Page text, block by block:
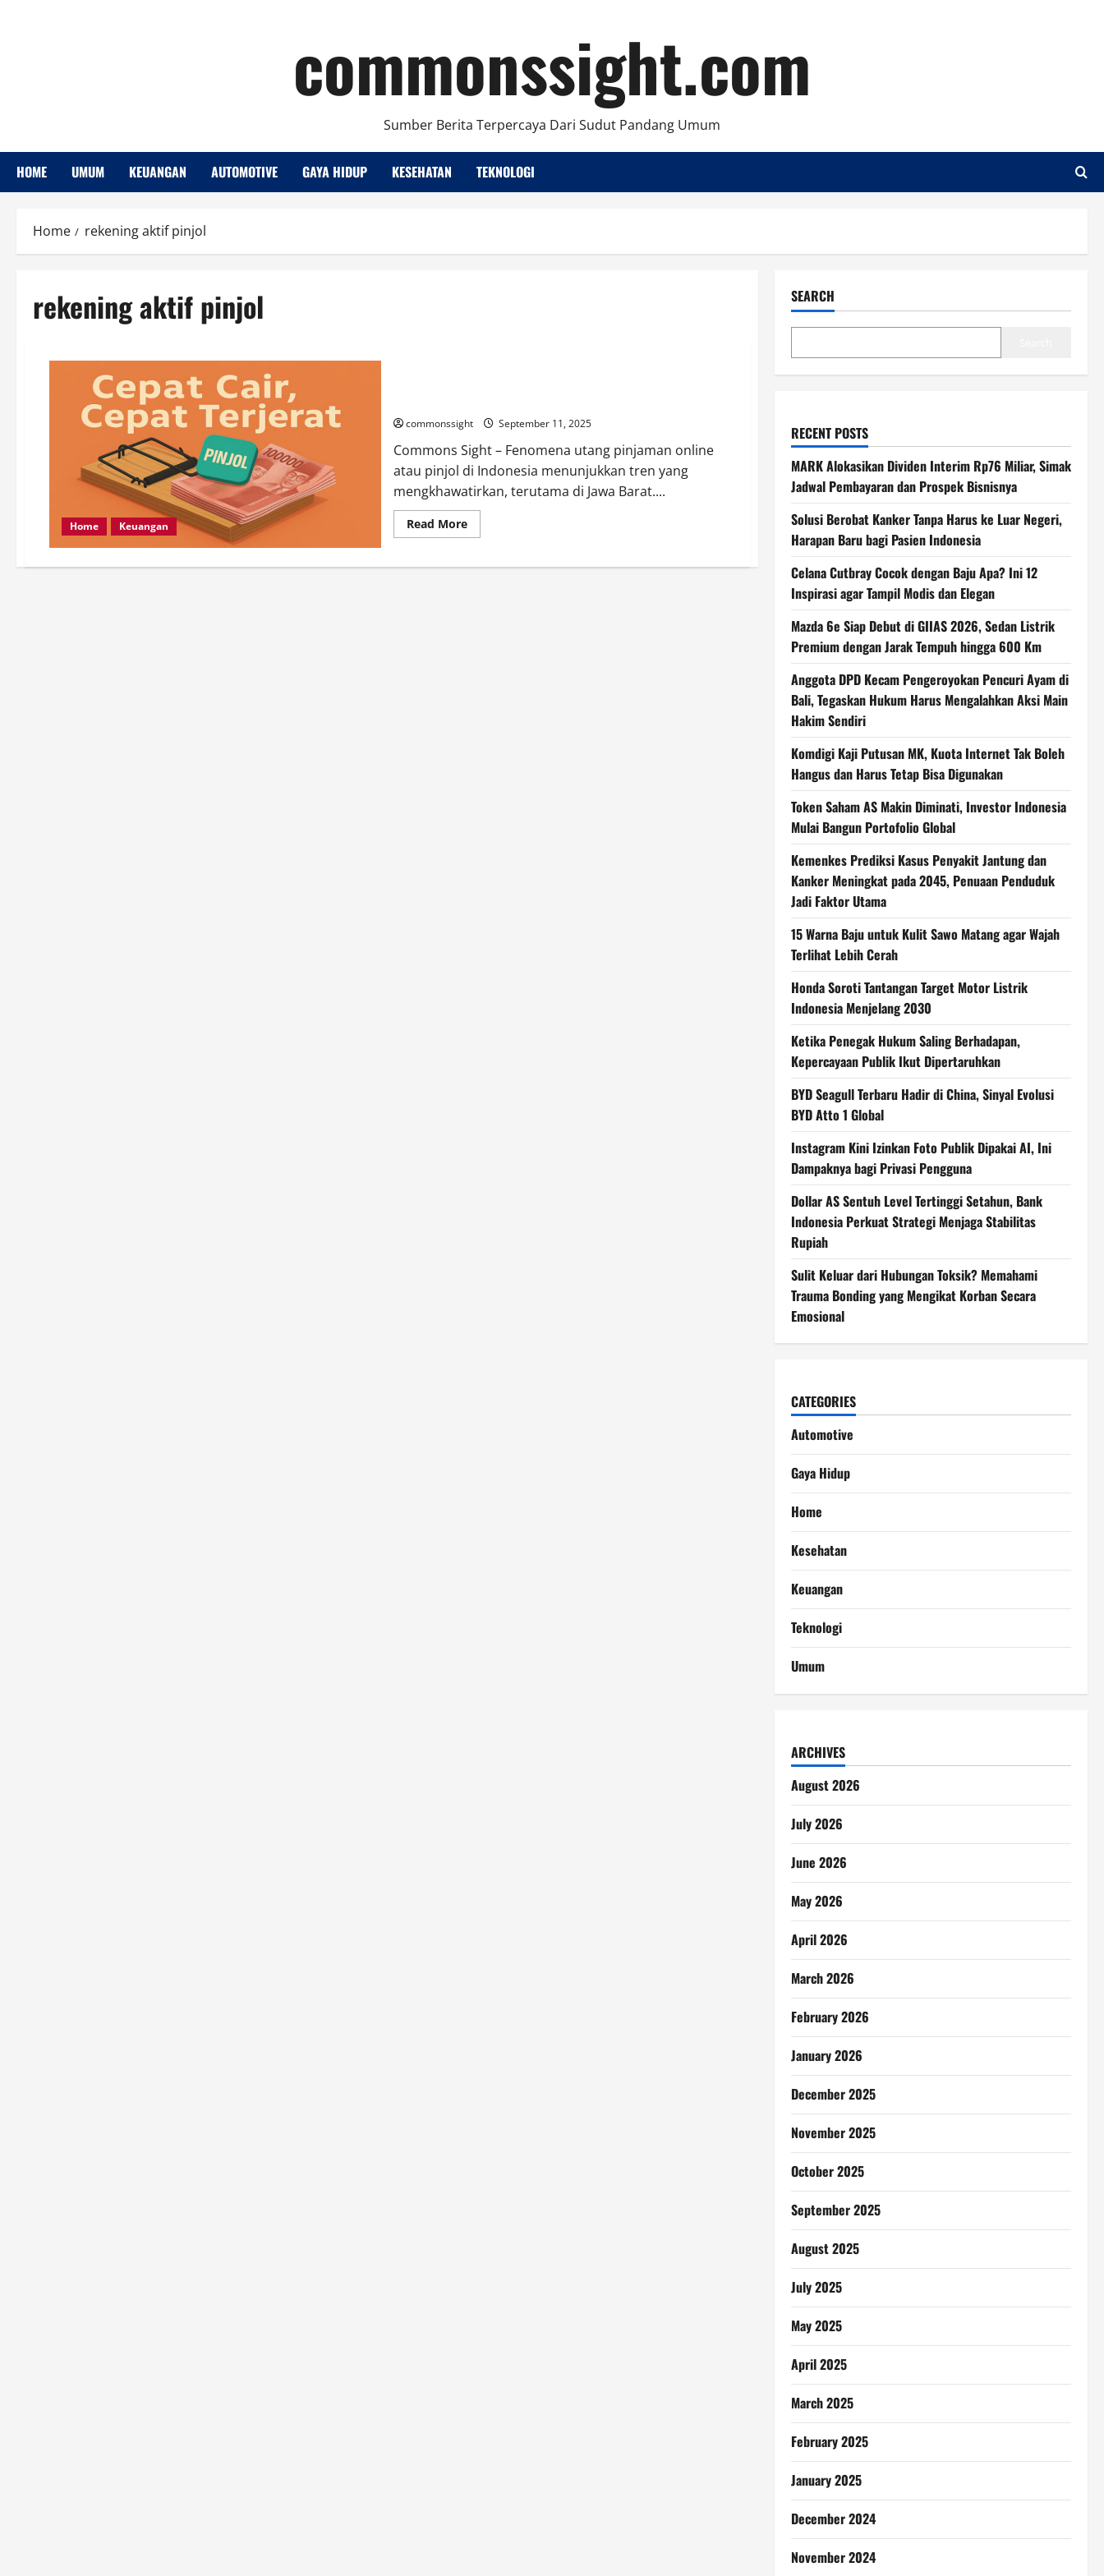
commonssight.com
Sumber Berita Terpercaya Dari Sudut Pandang Umum
HOME UMUM KEUANGAN AUTOMOTIVE GAYA HIDUP KESEHATAN TEKNOLOGI
Home rekening aktif pinjol
rekening aktif pinjol
Home Keuangan
commonssight September 11, 2025
Commons Sight – Fenomena utang pinjaman online
atau pinjol di Indonesia menunjukkan tren yang
mengkhawatirkan, terutama di Jawa Barat....
Read MoreRead
more
Barat
SEARCH
RECENT POSTS
MARK Alokasikan Dividen Interim Rp76 Miliar, Simak
Jadwal Pembayaran dan Prospek Bisnisnya
Solusi Berobat Kanker Tanpa Harus ke Luar Negeri,
Harapan Baru bagi Pasien Indonesia
Celana Cutbray Cocok dengan Baju Apa? Ini 12
Inspirasi agar Tampil Modis dan Elegan
Mazda 6e Siap Debut di GIIAS 2026, Sedan Listrik
Premium dengan Jarak Tempuh hingga 600 Km
Anggota DPD Kecam Pengeroyokan Pencuri Ayam di
Bali, Tegaskan Hukum Harus Mengalahkan Aksi Main
Hakim Sendiri
Komdigi Kaji Putusan MK, Kuota Internet Tak Boleh
Hangus dan Harus Tetap Bisa Digunakan
Token Saham AS Makin Diminati, Investor Indonesia
Mulai Bangun Portofolio Global
Kemenkes Prediksi Kasus Penyakit Jantung dan
Kanker Meningkat pada 2045, Penuaan Penduduk
Jadi Faktor Utama
15 Warna Baju untuk Kulit Sawo Matang agar Wajah
Terlihat Lebih Cerah
Honda Soroti Tantangan Target Motor Listrik
Indonesia Menjelang 2030
Ketika Penegak Hukum Saling Berhadapan,
Kepercayaan Publik Ikut Dipertaruhkan
BYD Seagull Terbaru Hadir di China, Sinyal Evolusi
BYD Atto 1 Global
Instagram Kini Izinkan Foto Publik Dipakai AI, Ini
Dampaknya bagi Privasi Pengguna
Dollar AS Sentuh Level Tertinggi Setahun, Bank
Indonesia Perkuat Strategi Menjaga Stabilitas
Rupiah
Sulit Keluar dari Hubungan Toksik? Memahami
Trauma Bonding yang Mengikat Korban Secara
Emosional
CATEGORIES
Automotive
Gaya Hidup
Home
Kesehatan
Keuangan
Teknologi
Umum
ARCHIVES
August 2026
July 2026
June 2026
May 2026
April 2026
March 2026
February 2026
January 2026
December 2025
November 2025
October 2025
September 2025
August 2025
July 2025
May 2025
April 2025
March 2025
February 2025
January 2025
December 2024
November 2024